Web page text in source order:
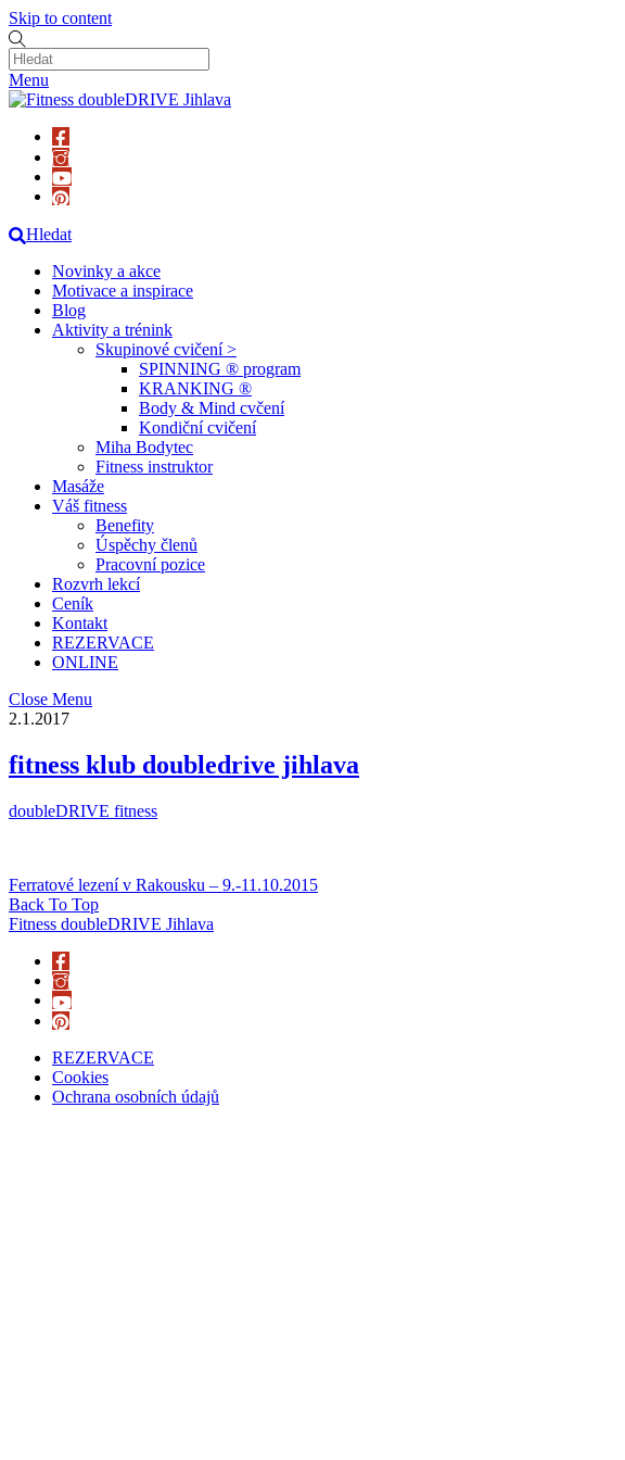
Skip to content
Menu
Hledat
Novinky a akce
Motivace a inspirace
Blog
Aktivity a trénink
Skupinové cvičení >
SPINNING ® program
KRANKING ®
Body & Mind cvčení
Kondiční cvičení
Miha Bodytec
Fitness instruktor
Masáže
Váš fitness
Benefity
Úspěchy členů
Pracovní pozice
Rozvrh lekcí
Ceník
Kontakt
REZERVACE
ONLINE
Close Menu
2.1.2017
fitness klub doubledrive jihlava
doubleDRIVE fitness
Ferratové lezení v Rakousku – 9.-11.10.2015
Back To Top
Fitness doubleDRIVE Jihlava
REZERVACE
Cookies
Ochrana osobních údajů